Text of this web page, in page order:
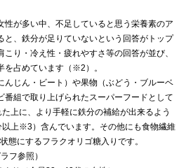
性が多い中、不足していると思う栄養素のア
と、鉄分が足りていないという回答がトップ
り・冷え性・疲れやすさ等の回答が並び、
を占めています（※2）。
んじん・ビート）や果物（ぶどう・ブルーベ
番組で取り上げられたスーパーフードとして
上に、より手軽に鉄分の補給が出来るよう
上※3）含んでいます。その他にも食物繊維
態にするフラクオリゴ糖入りです。
フ参照）